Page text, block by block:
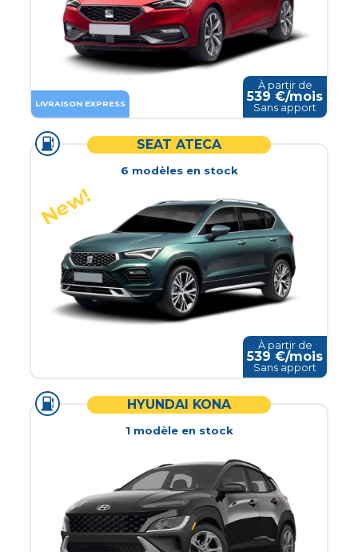
LIVRAISON EXPRESS
À partir de
539 €/mois
Sans apport
SEAT ATECA
6 modèlesen stock
À partir de
539 €/mois
Sans apport
HYUNDAI KONA
1modèleen stock